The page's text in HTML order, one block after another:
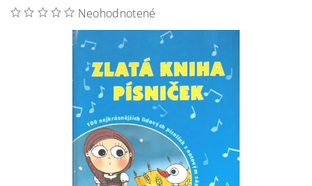
Neohodnotené